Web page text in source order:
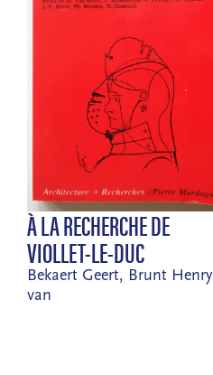
À LA RECHERCHE DE
VIOLLET-LE-DUC
Bekaert Geert, Brunt Henry
van